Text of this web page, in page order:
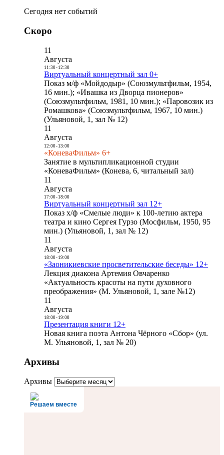
Сегодня нет событий
Скоро
11
Августа
11:30- 12:30
Виртуальный концертный зал 0+
Показ м/ф «Мойдодыр» (Союзмультфильм, 1954,
16 мин.); «Ивашка из Дворца пионеров»
(Союзмультфильм, 1981, 10 мин.); «Паровозик из
Ромашкова» (Союзмультфильм, 1967, 10 мин.)
(Ульяновой, 1, зал № 12)
11
Августа
12:00- 13:00
«КоневаФильм» 6+
Занятие в мультипликационной студии
«КоневаФильм» (Конева, 6, читальный зал)
11
Августа
17:00- 18:00
Виртуальный концертный зал 12+
Показ х/ф «Смелые люди» к 100-летию актера
театра и кино Сергея Гурзо (Мосфильм, 1950, 95
мин.) (Ульяновой, 1, зал № 12)
11
Августа
18:00- 19:00
«Заоникиевские просветительские беседы» 12+
Лекция диакона Артемия Овчаренко
«Актуальность красоты на пути духовного
преображения» (М. Ульяновой, 1, зале №12)
11
Августа
18:00- 19:00
Презентация книги 12+
Новая книга поэта Антона Чёрного «Сбор» (ул.
М. Ульяновой, 1, зал № 20)
Архивы
Архивы
Решаем вместе